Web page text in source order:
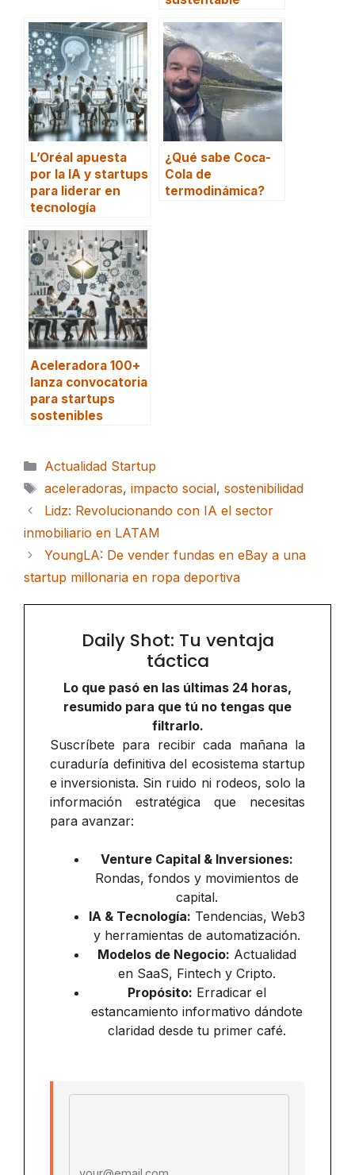
L’Oréal apuesta
por la IA y startups
para liderar en
tecnología
¿Qué sabe Coca-
Cola de
termodinámica?
Aceleradora 100+
lanza convocatoria
para startups
sostenibles
Categorías
Actualidad Startup
Etiquetas
aceleradoras, impacto social, sostenibilidad
Lidz: Revolucionando con IA el sector
inmobiliario en LATAM
YoungLA: De vender fundas en eBay a una
startup millonaria en ropa deportiva
Daily Shot: Tu ventaja
táctica
Lo que pasó en las últimas 24 horas,
resumido para que tú no tengas que
filtrarlo.
Suscríbete para recibir cada mañana la
curaduría definitiva del ecosistema startup
e inversionista. Sin ruido ni rodeos, solo la
información estratégica que necesitas
para avanzar:
Venture Capital & Inversiones:
Rondas, fondos y movimientos de
capital.
IA & Tecnología: Tendencias, Web3
y herramientas de automatización.
Modelos de Negocio: Actualidad
en SaaS, Fintech y Cripto.
Propósito: Erradicar el
estancamiento informativo dándote
claridad desde tu primer café.